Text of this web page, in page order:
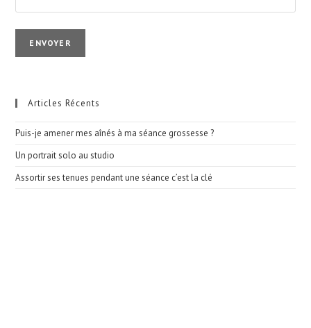
Articles Récents
Puis-je amener mes aînés à ma séance grossesse ?
Un portrait solo au studio
Assortir ses tenues pendant une séance c’est la clé